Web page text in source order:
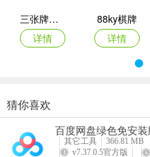
9、游戏拥有着能够赚钱棋牌娱
币提现，非常方便。
满贯大亨棋牌Android官方版游戏
信零钱。
2、众多的游戏福利可以在裏麵
麵进行查看，体验不一样的棋牌
三张牌比大小
详情
88ky棋牌
详情
宝赢棋牌
详情
东京复仇者拼图复仇中文版
详情
猜你喜欢
百度网盘绿色免安装
其它工具
366.81 MB
v7.37.0.5官方版